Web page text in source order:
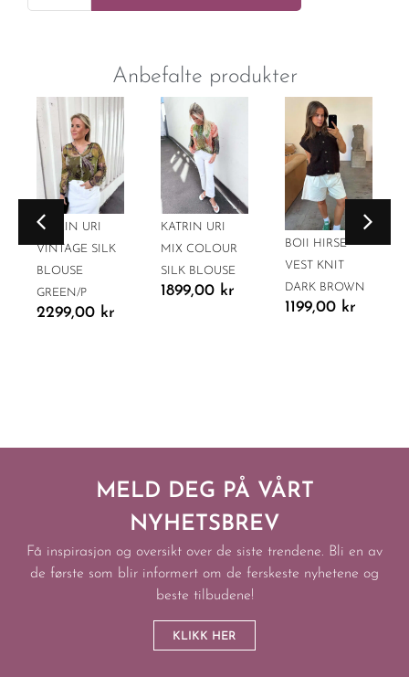
Anbefalte produkter
KATRIN URI
VINTAGE SILK
BLOUSE
GREEN/P
2299,00 kr
KATRIN URI
MIX COLOUR
SILK BLOUSE
1899,00 kr
BOII HIRSE
VEST KNIT
DARK BROWN
1199,00 kr
MELD DEG PÅ VÅRT
NYHETSBREV
Få inspirasjon og oversikt over de siste trendene. Bli en av
de første som blir informert om de ferskeste nyhetene og
beste tilbudene!
KLIKK HER